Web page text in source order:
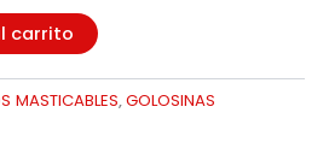
carrito
MASTICABLES,GOLOSINAS